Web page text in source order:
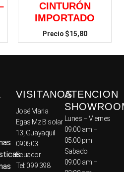
CINTURÓN
IMPORTADO
$15,80
VISITANOS
José Maria
Egas Mz B solar
13, Guayaquil
090503
Ecuador
Tel: 099 398
ATENCION
Lunes – Viernes
09:00 am –
05:00 pm
Sabado
09:00 am –